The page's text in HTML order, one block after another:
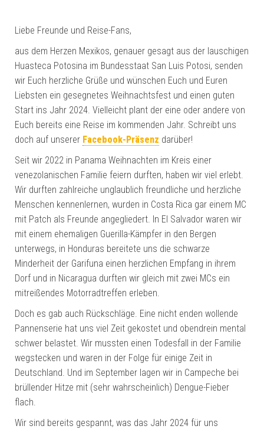
Liebe Freunde und Reise-Fans,
aus dem Herzen Mexikos, genauer gesagt aus der lauschigen
Huasteca Potosina im Bundesstaat San Luis Potosi, senden
wir Euch herzliche Grüße und wünschen Euch und Euren
Liebsten ein gesegnetes Weihnachtsfest und einen guten
Start ins Jahr 2024. Vielleicht plant der eine oder andere von
Euch bereits eine Reise im kommenden Jahr. Schreibt uns
doch auf unserer Facebook-Präsenz darüber!
Seit wir 2022 in Panama Weihnachten im Kreis einer
venezolanischen Familie feiern durften, haben wir viel erlebt.
Wir durften zahlreiche unglaublich freundliche und herzliche
Menschen kennenlernen, wurden in Costa Rica gar einem MC
mit Patch als Freunde angegliedert. In El Salvador waren wir
mit einem ehemaligen Guerilla-Kämpfer in den Bergen
unterwegs, in Honduras bereitete uns die schwarze
Minderheit der Garifuna einen herzlichen Empfang in ihrem
Dorf und in Nicaragua durften wir gleich mit zwei MCs ein
mitreißendes Motorradtreffen erleben.
Doch es gab auch Rückschläge. Eine nicht enden wollende
Pannenserie hat uns viel Zeit gekostet und obendrein mental
schwer belastet. Wir mussten einen Todesfall in der Familie
wegstecken und waren in der Folge für einige Zeit in
Deutschland. Und im September lagen wir in Campeche bei
brüllender Hitze mit (sehr wahrscheinlich) Dengue-Fieber
flach.
Wir sind bereits gespannt, was das Jahr 2024 für uns